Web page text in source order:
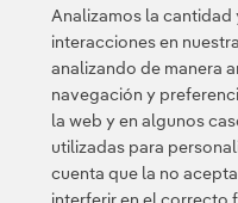
Analizamos la cantidad
interacciones en
analizando de manera
navegación y
la web y en algunos
utilizadas para
cuenta que la no